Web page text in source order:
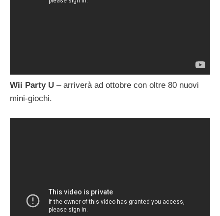
Wii Party U – arriverà ad ottobre con oltre 80 nuovi
mini-giochi.